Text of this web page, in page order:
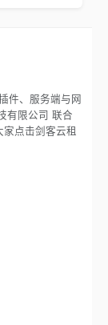
件、服务端与网
有限公司 联合
点击剑客云租